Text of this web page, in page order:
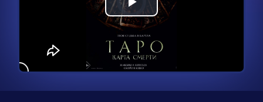
Видеоплеер
загружается.
Воспроизвести
видео